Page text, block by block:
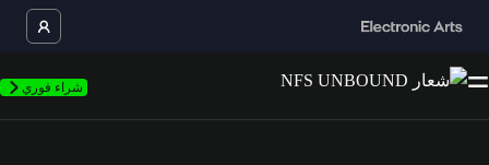
شراء فوري